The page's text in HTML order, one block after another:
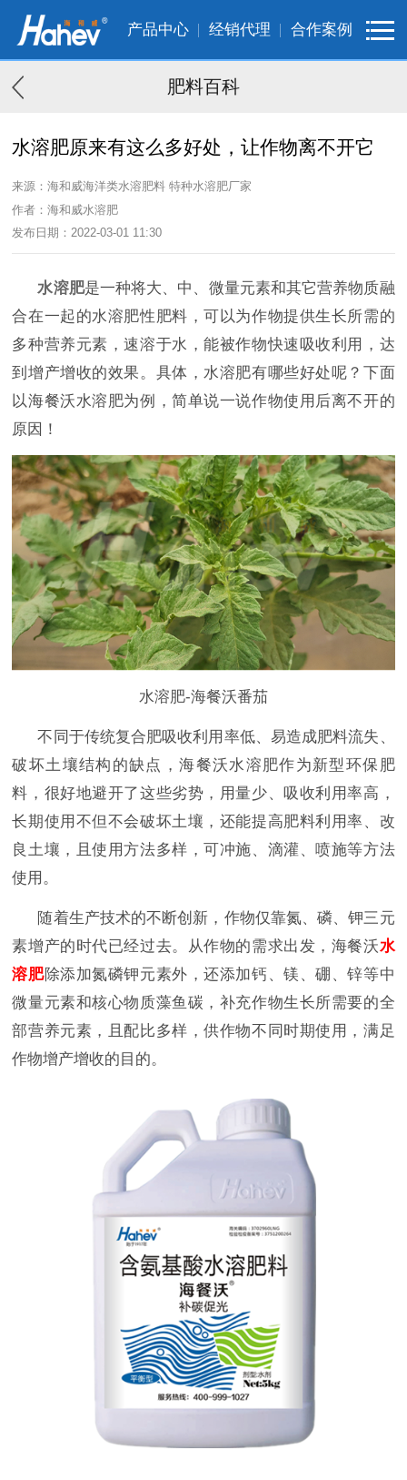
产品中心 经销代理 合作案例
肥料百科
水溶肥原来有这么多好处，让作物离不开它
来源：海和威海洋类水溶肥料 特种水溶肥厂家
作者：海和威水溶肥
发布日期：2022-03-01 11:30
水溶肥是一种将大、中、微量元素和其它营养物质融
合在一起的水溶肥性肥料，可以为作物提供生长所需的
多种营养元素，速溶于水，能被作物快速吸收利用，达
到增产增收的效果。具体，水溶肥有哪些好处呢？下面
以海餐沃水溶肥为例，简单说一说作物使用后离不开的
原因！
水溶肥-海餐沃番茄
不同于传统复合肥吸收利用率低、易造成肥料流失、
破坏土壤结构的缺点，海餐沃水溶肥作为新型环保肥
料，很好地避开了这些劣势，用量少、吸收利用率高，
长期使用不但不会破坏土壤，还能提高肥料利用率、改
良土壤，且使用方法多样，可冲施、滴灌、喷施等方法
使用。
随着生产技术的不断创新，作物仅靠氮、磷、钾三元
素增产的时代已经过去。从作物的需求出发，海餐沃水
溶肥除添加氮磷钾元素外，还添加钙、镁、硼、锌等中
微量元素和核心物质藻鱼碳，补充作物生长所需要的全
部营养元素，且配比多样，供作物不同时期使用，满足
作物增产增收的目的。